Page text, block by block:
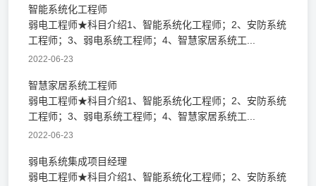
智能系统化工程师
弱电工程师★科目介绍1、智能系统化工程师；2、安防系统
工程师；3、弱电系统工程师；4、智慧家居系统工...
2022-06-23
智慧家居系统工程师
弱电工程师★科目介绍1、智能系统化工程师；2、安防系统
工程师；3、弱电系统工程师；4、智慧家居系统工...
2022-06-23
弱电系统集成项目经理
弱电工程师★科目介绍1、智能系统化工程师；2、安防系统